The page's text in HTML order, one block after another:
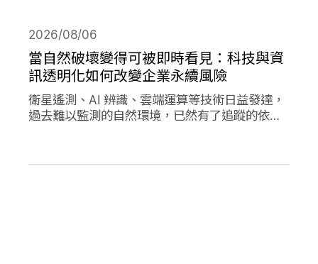
當自然破壞變得可被即時看見：科技與資
訊透明化如何改變企業永續風險
2026/08/06
衛星遙測、AI 辨識、雲端運算等技術日益發達，
過去難以監測的自然環境，已然有了追蹤的依